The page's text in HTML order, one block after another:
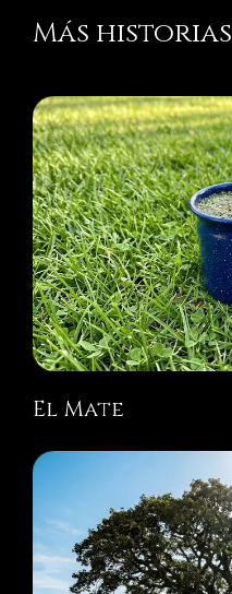
Más historias
El Mate